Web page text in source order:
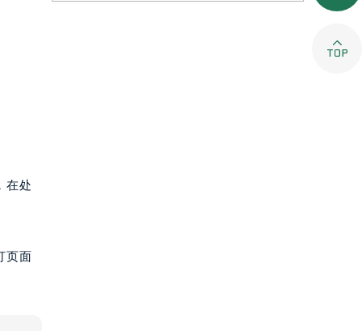
在处
页面
